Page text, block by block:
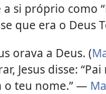
a si próprio como
que era o Deus
orava a Deus. (
Jesus disse:
o teu nome.” —